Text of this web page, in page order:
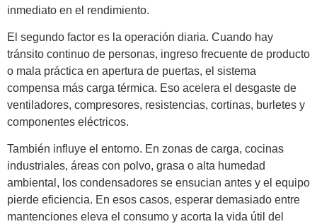
inmediato en el rendimiento.
El segundo factor es la operación diaria. Cuando hay
tránsito continuo de personas, ingreso frecuente de producto
o mala práctica en apertura de puertas, el sistema
compensa más carga térmica. Eso acelera el desgaste de
ventiladores, compresores, resistencias, cortinas, burletes y
componentes eléctricos.
También influye el entorno. En zonas de carga, cocinas
industriales, áreas con polvo, grasa o alta humedad
ambiental, los condensadores se ensucian antes y el equipo
pierde eficiencia. En esos casos, esperar demasiado entre
mantenciones eleva el consumo y acorta la vida útil del